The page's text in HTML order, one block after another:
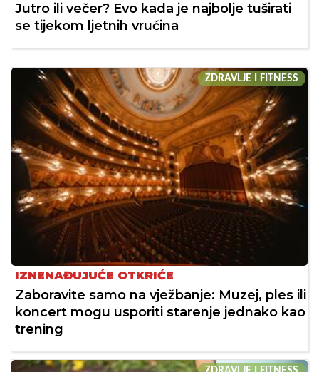
Jutro ili večer? Evo kada je najbolje tuširati
se tijekom ljetnih vrućina
ZDRAVLJE I FITNESS
IZNENAĐUJUĆE OTKRIĆE
Zaboravite samo na vježbanje: Muzej, ples ili
koncert mogu usporiti starenje jednako kao
trening